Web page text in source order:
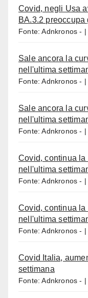
Covid, negli Usa
BA.3.2 preoccupa
Fonte: Adnkronos -
Sale ancora la
nell'ultima
Fonte: Adnkronos -
Sale ancora la
nell'ultima
Fonte: Adnkronos -
Covid, continua
nell'ultima
Fonte: Adnkronos -
Covid, continua
nell'ultima
Fonte: Adnkronos -
Covid Italia,
settimana
Fonte: Adnkronos -